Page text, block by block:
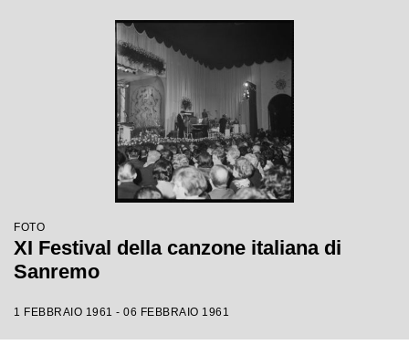
FOTO
XI Festival della canzone italiana di
Sanremo
1 FEBBRAIO 1961 - 06 FEBBRAIO 1961